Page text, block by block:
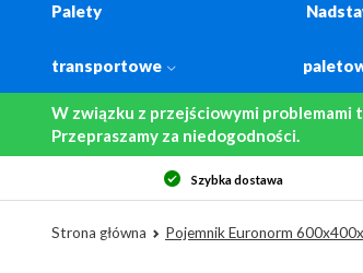
Palety
transportowe
W związku z przejściowymi
Przepraszamy za niedogodności.
Szybka dostawa
Strona główna Pojemnik Euronorm